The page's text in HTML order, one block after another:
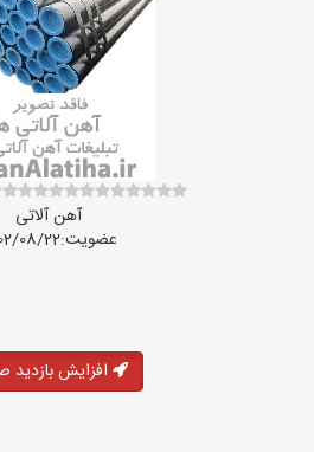
آهن آلاتی
عضویت:1402/08/22
افزایش بازدید